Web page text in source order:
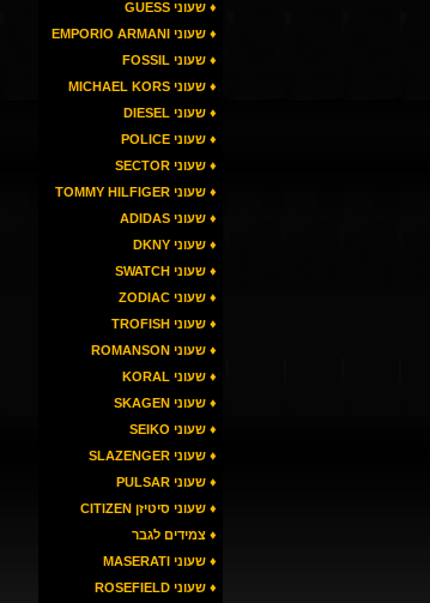
♦ שעוני GUESS
♦ שעוני EMPORIO ARMANI
♦ שעוני FOSSIL
♦ שעוני MICHAEL KORS
♦ שעוני DIESEL
♦ שעוני POLICE
♦ שעוני SECTOR
♦ שעוני TOMMY HILFIGER
♦ שעוני ADIDAS
♦ שעוני DKNY
♦ שעוני SWATCH
♦ שעוני ZODIAC
♦ שעוני TROFISH
♦ שעוני ROMANSON
♦ שעוני KORAL
♦ שעוני SKAGEN
♦ שעוני SEIKO
♦ שעוני SLAZENGER
♦ שעוני PULSAR
♦ שעוני סיטיזן CITIZEN
♦ צמידים לגבר
♦ שעוני MASERATI
♦ שעוני ROSEFIELD